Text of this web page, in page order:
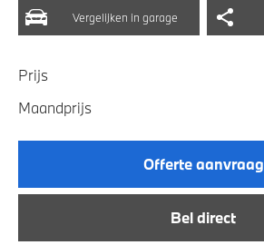
Vergelijken in garage
Prijs
Maandprijs
Offerte aanvraag
Bel direct